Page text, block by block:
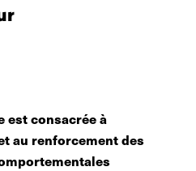
est consacrée à
au renforcement des